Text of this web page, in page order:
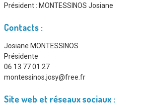
Président : MONTESSINOS Josiane
Contacts :
Josiane MONTESSINOS
Présidente
06 13 77 01 27
montessinos.josy@free.fr
Site web et réseaux sociaux :